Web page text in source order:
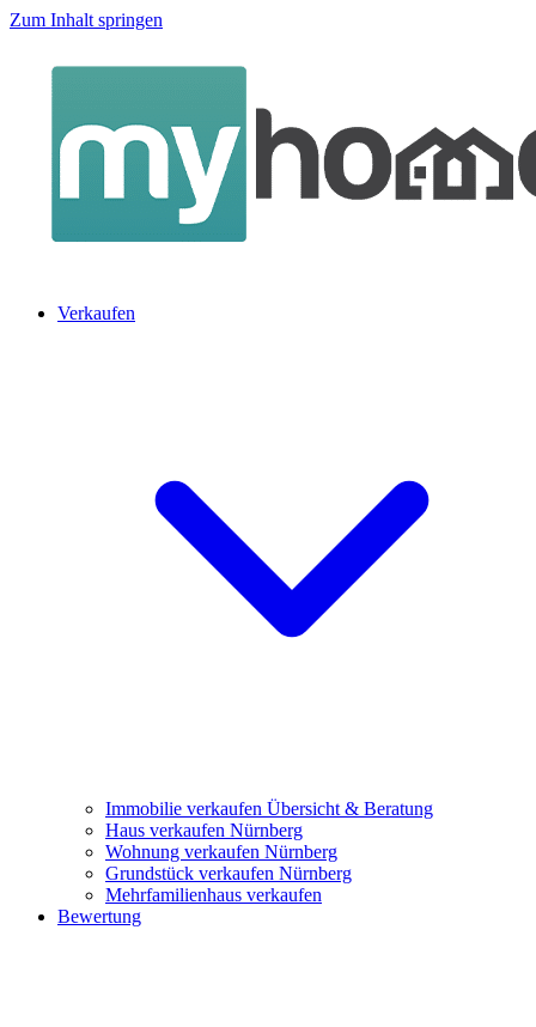
Zum Inhalt springen
Verkaufen
Immobilie verkaufen Übersicht & Beratung
Haus verkaufen Nürnberg
Wohnung verkaufen Nürnberg
Grundstück verkaufen Nürnberg
Mehrfamilienhaus verkaufen
Bewertung